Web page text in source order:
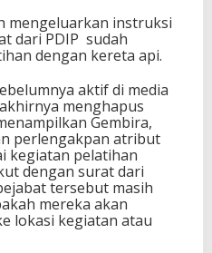
mengeluarkan instruksi
dari PDIP sudah
dengan kereta api.
aktif di media
menghapus
Gembira,
perlengakpan atribut
kegiatan pelatihan
dengan surat dari
tersebut masih
mereka akan
lokasi kegiatan atau